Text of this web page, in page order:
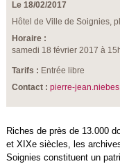
Le 18/02/2017
Hôtel de Ville de Soignies,
Horaire :
samedi 18 février 2017 à
Tarifs : Entrée libre
Contact : pierre-
Riches de près de 13.000
et XIXe siècles, les
Soignies constituent un